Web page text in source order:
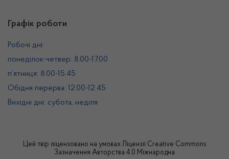
Графік роботи
Робочі дні:
понеділок-четвер: 8.00-17.00
п’ятниця: 8.00-15.45
Обідня перерва: 12.00-12.45
Вихідні дні: субота, неділя
Цей твір ліцензовано на умовах Ліцензії Creative Commons
Зазначення Авторства 4.0 Міжнародна